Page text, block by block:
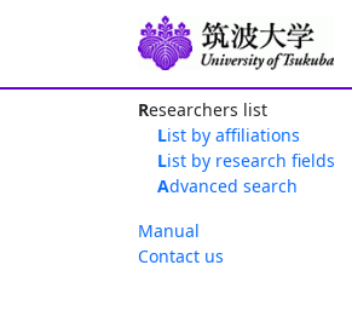
Researchers list
List by affiliations
List by research fields
Advanced search
Manual
Contact us